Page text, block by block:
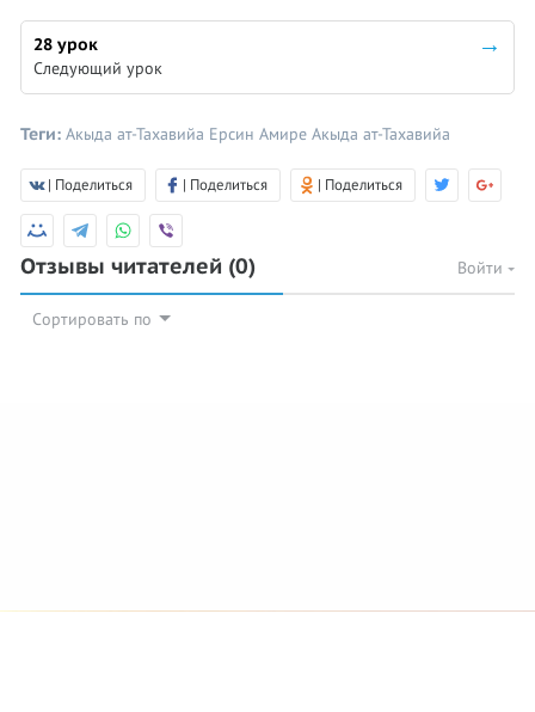
28 урок
Следующий урок
Теги: Акыда ат-Тахавийа Ерсин Амире Акыда ат-Тахавийа
| Поделиться | Поделиться | Поделиться
Отзывы читателей (0) Войти
Сортировать по